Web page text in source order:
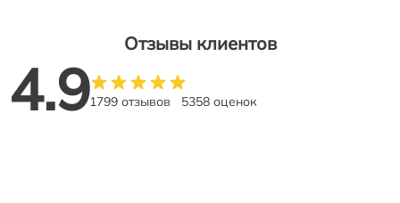
Отзывы клиентов
4.91799 отзывов 5358 оценок